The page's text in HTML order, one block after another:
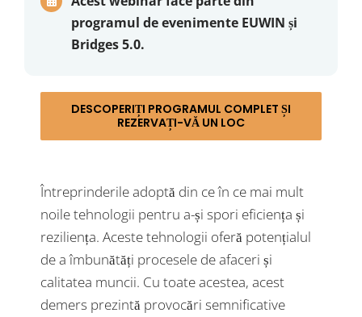
programul de evenimente EUWIN și
Bridges 5.0.
DESCOPERIȚI PROGRAMUL COMPLET ȘI
REZERVAȚI-VĂ UN LOC
Întreprinderile adoptă din ce în ce mai mult
noile tehnologii pentru a-și spori eficiența și
reziliența. Aceste tehnologii oferă potențialul
de a îmbunătăți procesele de afaceri și
calitatea muncii. Cu toate acestea, acest
demers prezintă provocări semnificative